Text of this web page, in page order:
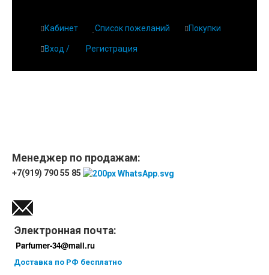
Кабинет Список пожеланий Покупки
Вход / Регистрация
Менеджер по продажам:
+7(919) 790 55 85
Электронная почта:
Parfumer-34@mail.ru
Доставка по РФ бесплатно
Парфюмерия
Новинки
Отзывы
Доставка
Контакты